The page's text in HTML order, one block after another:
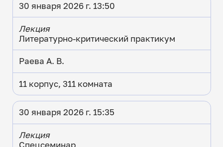
30 января 2026 г. 13:50
Лекция
Литературно-критический практикум
Раева А. В.
11 корпус, 311 комната
30 января 2026 г. 15:35
Лекция